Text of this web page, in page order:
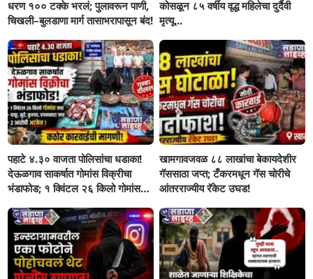
धरण १०० टक्के भरलं; पुलावरून पाणी,
चिखली–बुलडाणा मार्ग तासाभरापासून बंद!
कोसळून ८५ वर्षीय वृद्ध महिलेचा दुर्दैवी
मृत्यू...
पहाटे ४.३० वाजता पोलिसांचा धडाका!
देऊळगाव साकर्षात गोमांस विक्रीचा
भंडाफोड; १ क्विंटल २६ किलो गोमांस
खामगावजवळ ८८ लाखांचा बेकायदेशीर
गॅससाठा जप्त; टँकरमधून गॅस चोरीचे
आंतरराज्यीय रॅकेट उघड!